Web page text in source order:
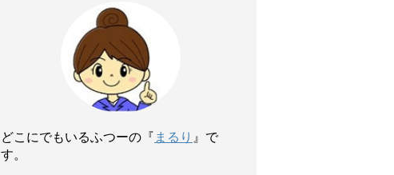
どこにでもいるふつーの『 まるり 』で
す。